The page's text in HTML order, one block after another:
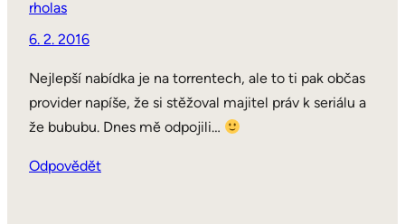
rholas
6. 2. 2016
Nejlepší nabídka je na torrentech, ale to ti pak občas
provider napíše, že si stěžoval majitel práv k seriálu a
že bububu. Dnes mě odpojili…
Odpovědět